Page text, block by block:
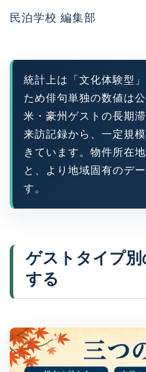
民泊学校 編集部
統計上は「文化体験型
ため俳句単独の数値は
米・豪州ゲストの長期
来訪記録から、一定規
きています。物件所在
と、より地域固有のデ
す。
ゲストタイプ
する